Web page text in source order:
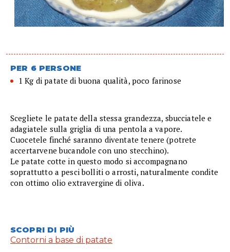
PER 6 PERSONE
1 Kg di patate di buona qualità, poco farinose
Scegliete le patate della stessa grandezza, sbucciatele e
adagiatele sulla griglia di una pentola a vapore.
Cuocetele finché saranno diventate tenere (potrete
accertarvene bucandole con uno stecchino).
Le patate cotte in questo modo si accompagnano
soprattutto a pesci bolliti o arrosti, naturalmente condite
con ottimo olio extravergine di oliva.
SCOPRI DI PIÙ
Contorni a base di patate